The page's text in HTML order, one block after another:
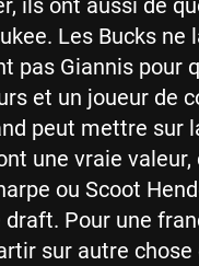
Les Bucks ne
pas Giannis pour
et un joueur de
peut mettre sur
une vraie
ou Scoot
draft. Pour une
sur autre chose